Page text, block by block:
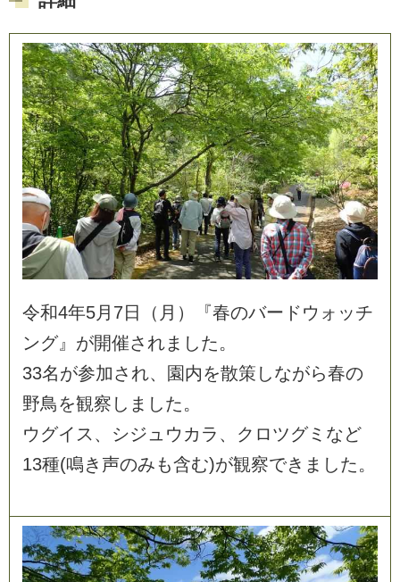
令和4年5月 7日 （ 月 ） 『春のバー ドウ ォ ッチ
ング』 が開催さ れま した。
33名が参加さ れ、 園内を散策 しながら春の
野鳥を観察 し ま した。
ウ グイ ス 、 シジ ュ ウ カ ラ 、 ク ロツグミ など
13種(鳴き 声のみも含む)が観察でき ま した。